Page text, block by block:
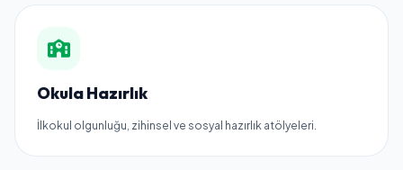
Okula Hazırlık
İlkokul olgunluğu, zihinsel ve sosyal hazırlık atölyeleri.